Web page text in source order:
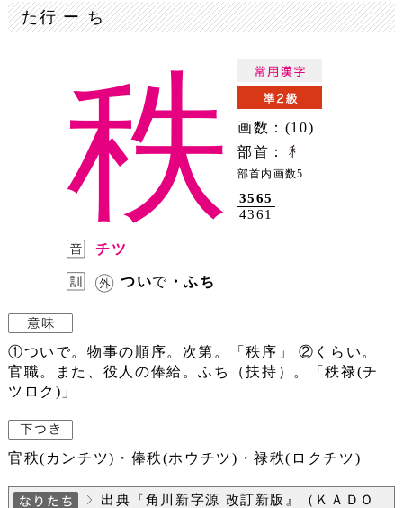
た行 ー ち
秩
画数：(10)
部首：
部首内画数5
3565
4361
チツ
ついで ・ふち
①ついで。物事の順序。次第。「秩序」 ②くらい。
官職。また、役人の俸給。ふち（扶持）。「秩禄(チ
ツロク)」
官秩(カンチツ)・俸秩(ホウチツ)・禄秩(ロクチツ)
出典『角川新字源 改訂新版』（ＫＡＤＯ